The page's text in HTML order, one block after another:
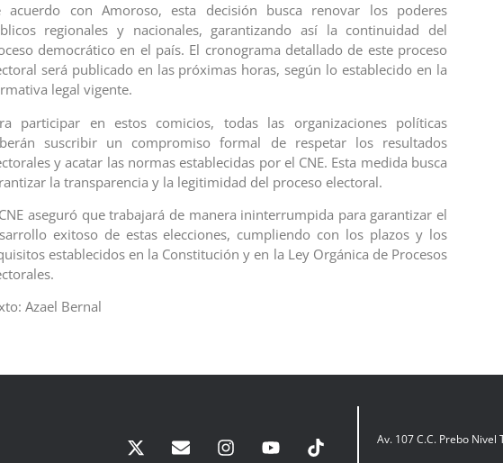
acuerdo con Amoroso, esta decisión busca renovar los poderes
regionales y nacionales, garantizando así la continuidad del
democrático en el país. El cronograma detallado de este proceso
será publicado en las próximas horas, según lo establecido en la
legal vigente.
participar en estos comicios, todas las organizaciones políticas
suscribir un compromiso formal de respetar los resultados
y acatar las normas establecidas por el CNE. Esta medida busca
la transparencia y la legitimidad del proceso electoral.
aseguró que trabajará de manera ininterrumpida para garantizar el
exitoso de estas elecciones, cumpliendo con los plazos y los
establecidos en la Constitución y en la Ley Orgánica de Procesos
Azael Bernal
Av. 107 C.C. Prebo